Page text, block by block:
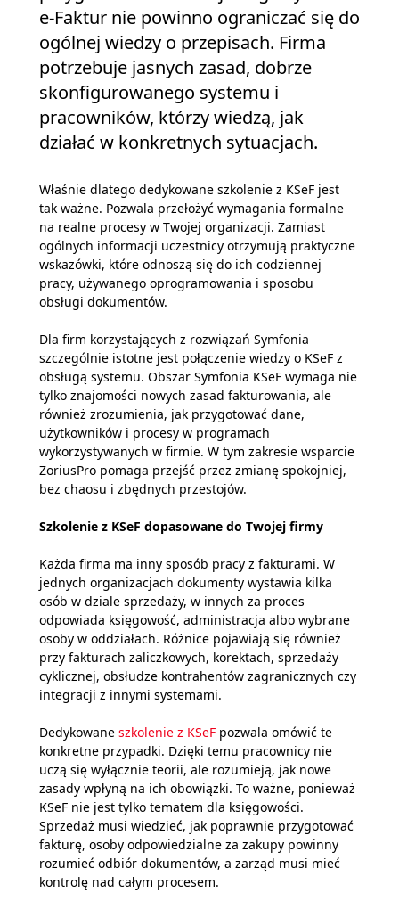
e-Faktur nie powinno ograniczać się do
ogólnej wiedzy o przepisach. Firma
potrzebuje jasnych zasad, dobrze
skonfigurowanego systemu i
pracowników, którzy wiedzą, jak
działać w konkretnych sytuacjach.
Właśnie dlatego dedykowane szkolenie z KSeF jest
tak ważne. Pozwala przełożyć wymagania formalne
na realne procesy w Twojej organizacji. Zamiast
ogólnych informacji uczestnicy otrzymują praktyczne
wskazówki, które odnoszą się do ich codziennej
pracy, używanego oprogramowania i sposobu
obsługi dokumentów.
Dla firm korzystających z rozwiązań Symfonia
szczególnie istotne jest połączenie wiedzy o KSeF z
obsługą systemu. Obszar Symfonia KSeF wymaga nie
tylko znajomości nowych zasad fakturowania, ale
również zrozumienia, jak przygotować dane,
użytkowników i procesy w programach
wykorzystywanych w firmie. W tym zakresie wsparcie
ZoriusPro pomaga przejść przez zmianę spokojniej,
bez chaosu i zbędnych przestojów.
Szkolenie z KSeF dopasowane do Twojej firmy
Każda firma ma inny sposób pracy z fakturami. W
jednych organizacjach dokumenty wystawia kilka
osób w dziale sprzedaży, w innych za proces
odpowiada księgowość, administracja albo wybrane
osoby w oddziałach. Różnice pojawiają się również
przy fakturach zaliczkowych, korektach, sprzedaży
cyklicznej, obsłudze kontrahentów zagranicznych czy
integracji z innymi systemami.
Dedykowane szkolenie z KSeF pozwala omówić te
konkretne przypadki. Dzięki temu pracownicy nie
uczą się wyłącznie teorii, ale rozumieją, jak nowe
zasady wpłyną na ich obowiązki. To ważne, ponieważ
KSeF nie jest tylko tematem dla księgowości.
Sprzedaż musi wiedzieć, jak poprawnie przygotować
fakturę, osoby odpowiedzialne za zakupy powinny
rozumieć odbiór dokumentów, a zarząd musi mieć
kontrolę nad całym procesem.